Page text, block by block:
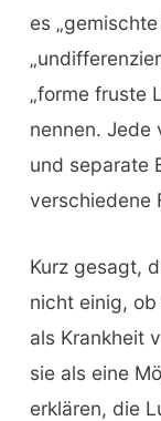
es
„forme fruste
nennen. Jede
und separate
verschiedene
Kurz gesagt,
nicht einig,
als Krankheit
sie als eine
erklären, die